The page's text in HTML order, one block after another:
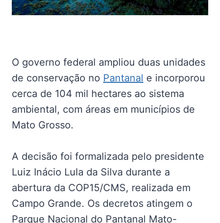
O governo federal ampliou duas unidades
de conservação no Pantanal e incorporou
cerca de 104 mil hectares ao sistema
ambiental, com áreas em municípios de
Mato Grosso.
A decisão foi formalizada pelo presidente
Luiz Inácio Lula da Silva durante a
abertura da COP15/CMS, realizada em
Campo Grande. Os decretos atingem o
Parque Nacional do Pantanal Mato-